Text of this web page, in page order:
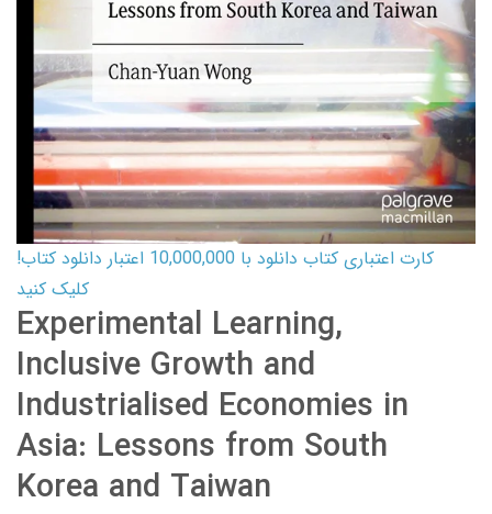
کارت اعتباری کتاب دانلود با 10,000,000 اعتبار دانلود کتاب!
کلیک کنید
Experimental Learning,
Inclusive Growth and
Industrialised Economies in
Asia: Lessons from South
Korea and Taiwan